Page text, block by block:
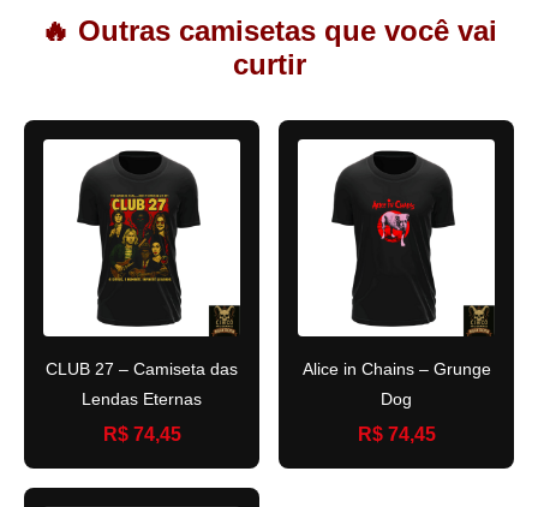
🔥 Outras camisetas que você vai
curtir
CLUB 27 – Camiseta das
Lendas Eternas
R$ 74,45
Alice in Chains – Grunge
Dog
R$ 74,45